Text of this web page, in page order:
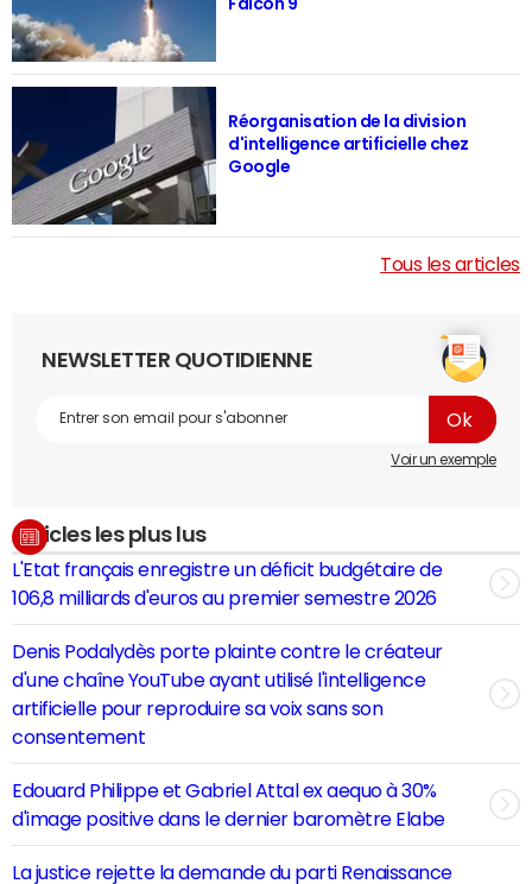
Falcon 9
Réorganisation de la division
d'intelligence artificielle chez
Google
Tous les articles
NEWSLETTER QUOTIDIENNE
Voir un exemple
Articles les plus lus
L'Etat français enregistre un déficit budgétaire de
106,8 milliards d'euros au premier semestre 2026
Denis Podalydès porte plainte contre le créateur
d'une chaîne YouTube ayant utilisé l'intelligence
artificielle pour reproduire sa voix sans son
consentement
Edouard Philippe et Gabriel Attal ex aequo à 30%
d'image positive dans le dernier baromètre Elabe
La justice rejette la demande du parti Renaissance